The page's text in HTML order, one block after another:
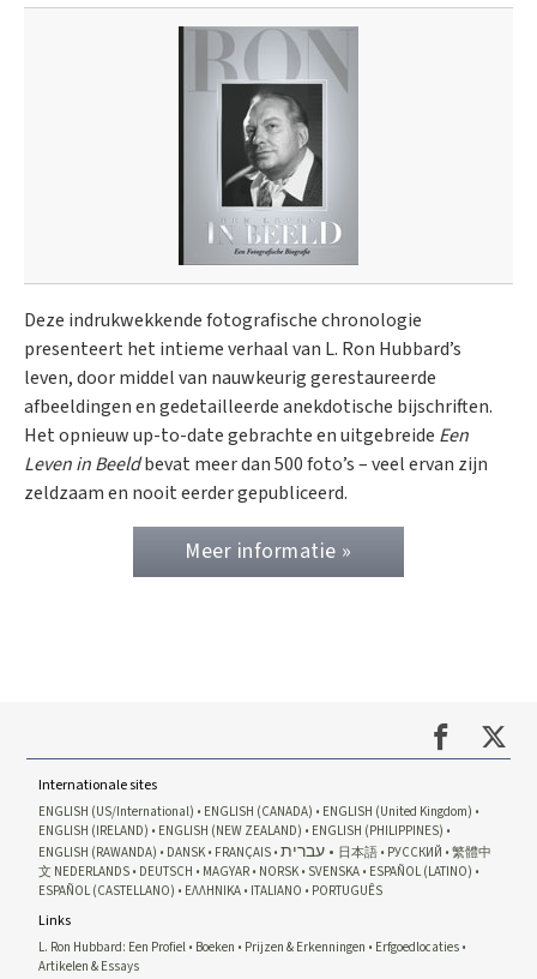
Deze indrukwekkende fotografische chronologie
presenteert het intieme verhaal van L. Ron Hubbard’s
leven, door middel van nauwkeurig gerestaureerde
afbeeldingen en gedetailleerde anekdotische bijschriften.
Het opnieuw up-to-date gebrachte en uitgebreide Een
Leven in Beeldbevat meer dan 500 foto’s – veel ervan zijn
zeldzaam en nooit eerder gepubliceerd.
Meer informatie »
Internationale sites
ENGLISH (US/International) ENGLISH (CANADA)
ENGLISH (United Kingdom)
ENGLISH (IRELAND)
ENGLISH (NEW ZEALAND)
ENGLISH (PHILIPPINES)
ENGLISH (RAWANDA)
DANSK FRANÇAIS עברית 日本語 РУССКИЙ
繁體中
文 NEDERLANDS DEUTSCH MAGYAR NORSK SVENSKA ESPAÑOL (LATINO)
ESPAÑOL (CASTELLANO)
ΕΛΛΗΝΙΚA ITALIANO PORTUGUÊS
Links
L. Ron Hubbard: Een Profiel Boeken Prijzen & Erkenningen
Erfgoedlocaties
Artikelen & Essays